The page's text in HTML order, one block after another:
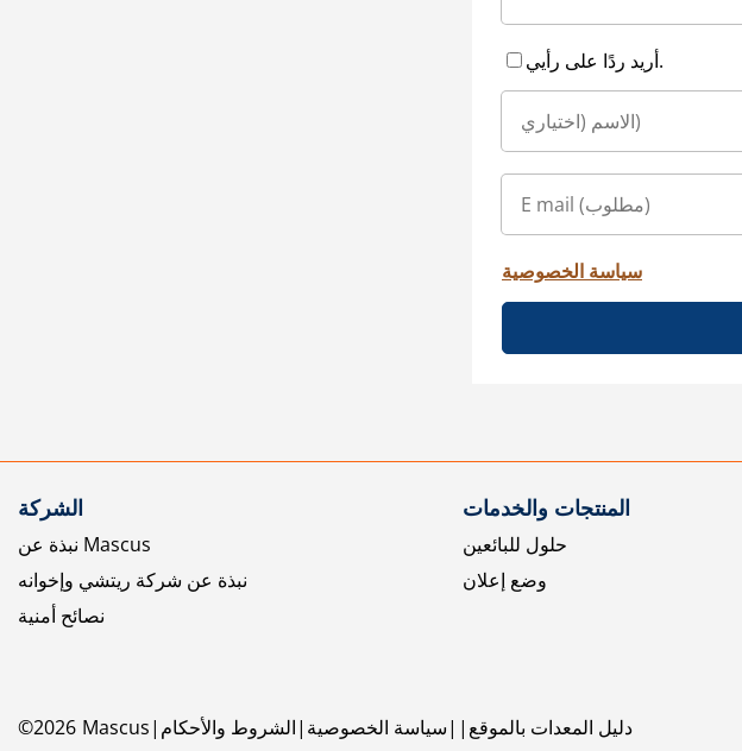
أريد ردًا على رأيي.
سياسة الخصوصية
الشركة
نبذة عن Mascus
نبذة عن شركة ريتشي وإخوانه
نصائح أمنية
المنتجات والخدمات
حلول للبائعين
وضع إعلان
©2026 Mascus الشروط والأحكام سياسة الخصوصية دليل المعدات بالموقع